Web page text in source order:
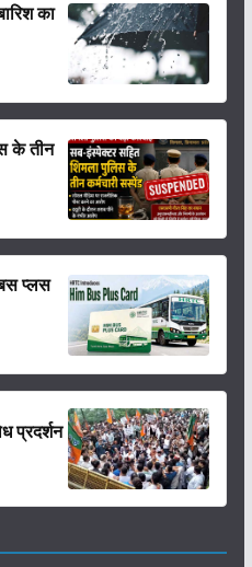
का
के तीन
प्लस
प्रदर्शन